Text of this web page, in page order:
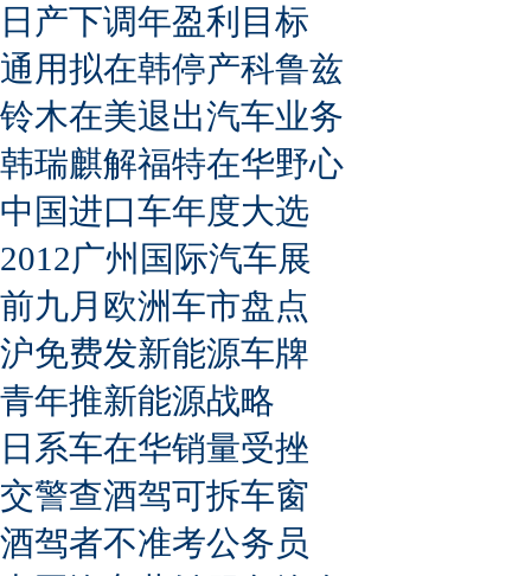
日产下调年盈利目标
通用拟在韩停产科鲁兹
铃木在美退出汽车业务
韩瑞麒解福特在华野心
中国进口车年度大选
2012广州国际汽车展
前九月欧洲车市盘点
沪免费发新能源车牌
青年推新能源战略
日系车在华销量受挫
交警查酒驾可拆车窗
酒驾者不准考公务员